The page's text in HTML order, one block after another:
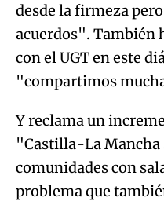
desde la firmeza
acuerdos". También
con el UGT en este
"compartimos
Y reclama un
"Castilla-La Mancha
comunidades con
problema que